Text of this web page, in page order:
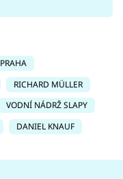
PRAHA
RICHARD MÜLLER
VODNÍ NÁDRŽ SLAPY
DANIEL KNAUF